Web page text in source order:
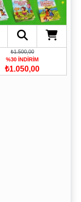
₺1.500,00
%30 İNDİRİM
₺1.050,00